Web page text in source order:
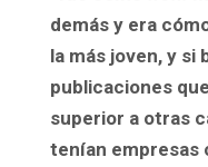
demás y era
la más joven, y si
publicaciones
superior a otras
tenían empresas